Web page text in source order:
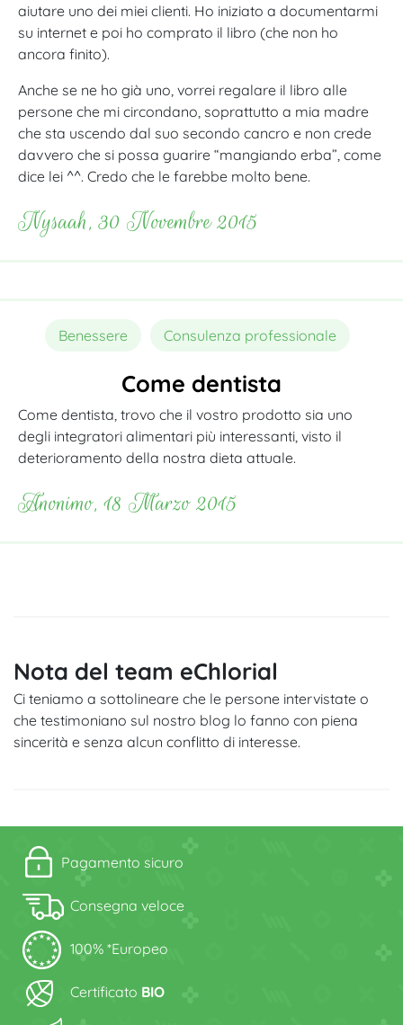
aiutare uno dei miei clienti. Ho iniziato a documentarmi
su internet e poi ho comprato il libro (che non ho
ancora finito).
Anche se ne ho già uno, vorrei regalare il libro alle
persone che mi circondano, soprattutto a mia madre
che sta uscendo dal suo secondo cancro e non crede
davvero che si possa guarire “mangiando erba”, come
dice lei ^^. Credo che le farebbe molto bene.
Nysaah, 30 Novembre 2015
Benessere Consulenza professionale
Come dentista
Come dentista, trovo che il vostro prodotto sia uno
degli integratori alimentari più interessanti, visto il
deterioramento della nostra dieta attuale.
Anonimo, 18 Marzo 2015
Nota del team eChlorial
Ci teniamo a sottolineare che le persone intervistate o
che testimoniano sul nostro blog lo fanno con piena
sincerità e senza alcun conflitto di interesse.
Pagamento sicuro
Consegna veloce
100% *Europeo
Certificato BIO